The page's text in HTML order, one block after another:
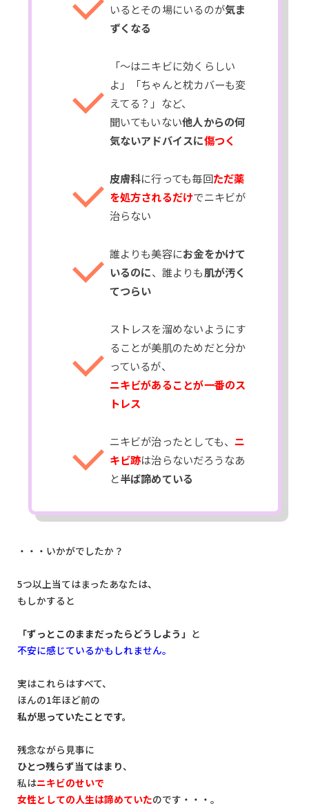
いるとその場にいるのが気ま
ずくなる
「〜はニキビに効くらしい
よ」「ちゃんと枕カバーも変
えてる？」など、
聞いてもいない他人からの何
気ないアドバイスに傷つく
皮膚科に行っても毎回ただ薬
を処方されるだけでニキビが
治らない
誰よりも美容にお金をかけて
いるのに、誰よりも肌が汚く
てつらい
ストレスを溜めないようにす
ることが美肌のためだと分か
っているが、
ニキビがあることが一番のス
トレス
ニキビが治ったとしても、 ニ
キビ跡は治らないだろうなあ
と半ば諦めている
・・・いかがでしたか？
5つ以上当てはまったあなたは、
もしかすると
「ずっとこのままだったらどうしよう」 と
不安に感じているかもしれません。
実はこれらはすべて、
ほんの1年ほど前の
私が思っていたことです。
残念ながら見事に
ひとつ残らず当てはまり、
私はニキビのせいで
女性としての人生は諦めていたのです・・・。